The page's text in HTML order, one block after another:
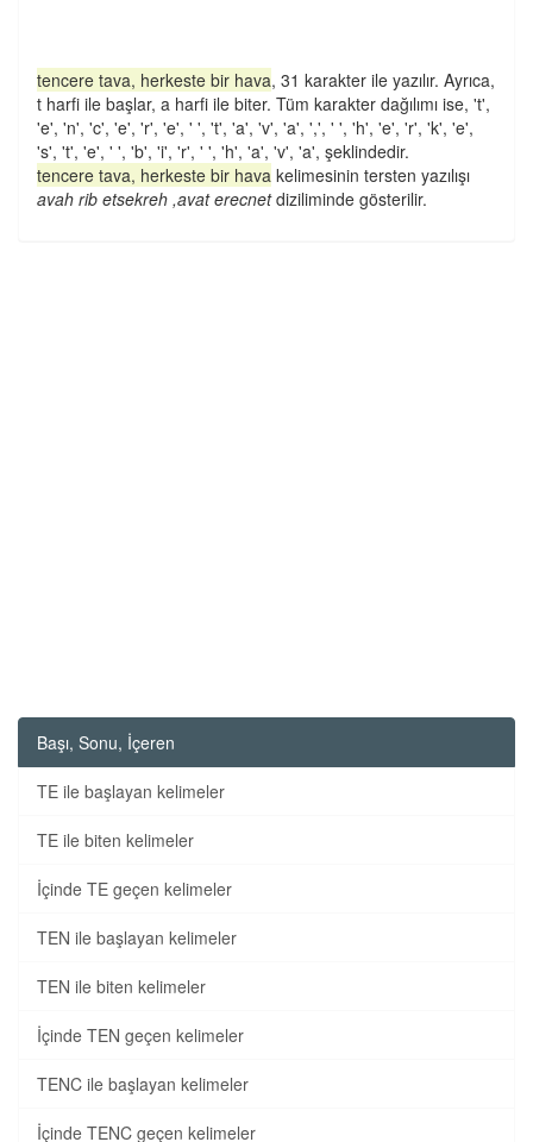
tencere tava, herkeste bir hava, 31 karakter ile yazılır. Ayrıca,
t harfi ile başlar, a harfi ile biter. Tüm karakter dağılımı ise, 't',
'e', 'n', 'c', 'e', 'r', 'e', ' ', 't', 'a', 'v', 'a', ',', ' ', 'h', 'e', 'r', 'k', 'e',
's', 't', 'e', ' ', 'b', 'i', 'r', ' ', 'h', 'a', 'v', 'a', şeklindedir.
tencere tava, herkeste bir hava kelimesinin tersten yazılışı
avah rib etsekreh ,avat erecnetdiziliminde gösterilir.
Başı, Sonu, İçeren
TE ile başlayan kelimeler
TE ile biten kelimeler
İçinde TE geçen kelimeler
TEN ile başlayan kelimeler
TEN ile biten kelimeler
İçinde TEN geçen kelimeler
TENC ile başlayan kelimeler
İçinde TENC geçen kelimeler